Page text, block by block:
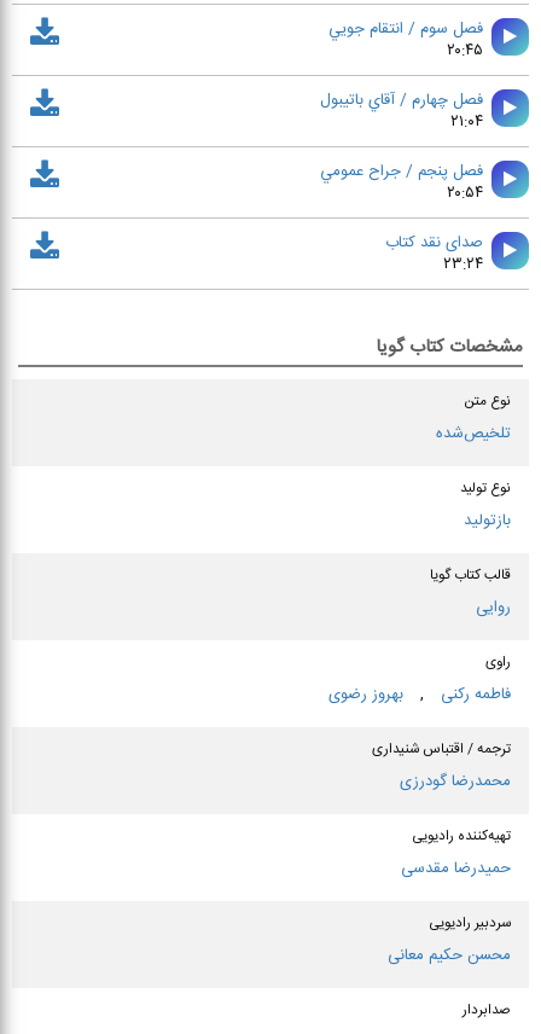
فصل سوم / انتقام جويي
۲۰:۴۵
فصل چهارم / آقاي باتيبول
۲۱:۰۴
فصل پنجم / جراح عمومي
۲۰:۵۴
صدای نقد کتاب
۲۳:۲۴
مشخصات کتاب گویا
نوع متن
تلخیص‌شده
نوع تولید
بازتولید
قالب کتاب گویا
روایی
راوی
فاطمه ركنی , بهروز رضوی
ترجمه / اقتباس شنیداری
محمدرضا گودرزی
تهیه‌کننده رادیویی
حمیدرضا مقدسی
سردبیر رادیویی
محسن حکیم معانی
صدابردار